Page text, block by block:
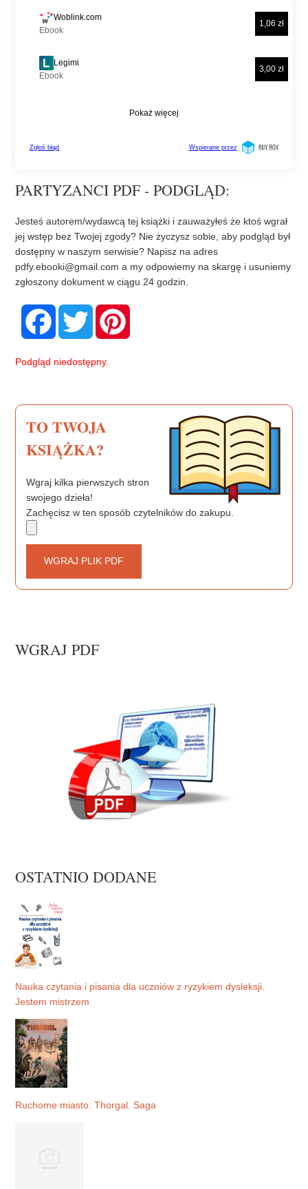
PARTYZANCI PDF - PODGLĄD:
Jesteś autorem/wydawcą tej książki i zauważyłeś że ktoś wgrał
jej wstęp bez Twojej zgody? Nie życzysz sobie, aby podgląd był
dostępny w naszym serwisie? Napisz na adres
pdfy.ebooki@gmail.com a my odpowiemy na skargę i usuniemy
zgłoszony dokument w ciągu 24 godzin.
F
o
T
w
e
Podgląd niedostępny.
TO TWOJA
KSIĄŻKA?
Wgraj kilka pierwszych stron
swojego dzieła!
Zachęcisz w ten sposób czytelników do zakupu.
WGRAJ PLIK PDF
WGRAJ PDF
OSTATNIO DODANE
Nauka czytania i pisania dla uczniów z ryzykiem dysleksji.
Jestem mistrzem
Ruchome miasto. Thorgal. Saga